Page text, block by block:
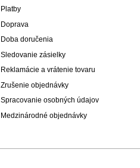
Platby
Doprava
Doba doručenia
Sledovanie zásielky
Reklamácie a vrátenie tovaru
Zrušenie objednávky
Spracovanie osobných údajov
Medzinárodné objednávky